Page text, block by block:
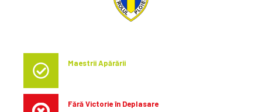
Maestrii Apărării
Fără Victorie în Deplasare